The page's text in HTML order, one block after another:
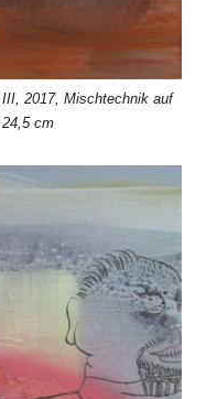
2017, Mischtechnik auf
cm